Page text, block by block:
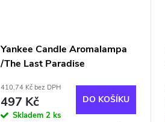
Yankee Candle Aromalampa
/The Last Paradise
410,74 Kč bez DPH
497 Kč
Skladem 2 ks
DO KOŠÍKU